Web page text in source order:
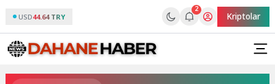
USD44.64 TRY
2
Kriptolar